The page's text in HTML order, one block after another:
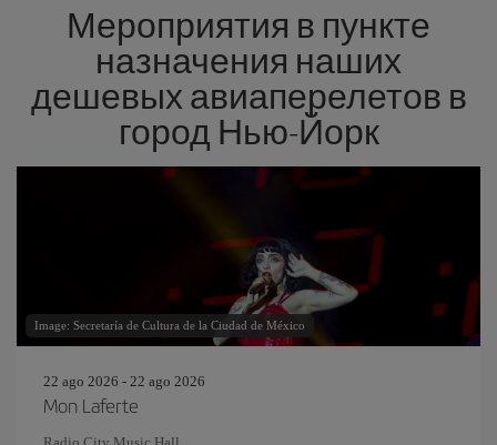
Мероприятия в пункте
назначения наших
дешевых авиаперелетов в
город Нью-Йорк
Image: Secretaría de Cultura de la Ciudad de México
22 ago 2026 - 22 ago 2026
Mon Laferte